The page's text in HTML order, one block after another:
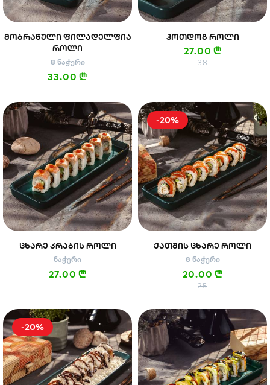
ᲛᲝᲑᲠᲐᲬᲣᲚᲘ ᲤᲘᲚᲐᲓᲔᲚᲤᲘᲐ
ᲠᲝᲚᲘ
8 ნაჭერი
33.00 n
ᲰᲝᲗᲓᲝᲒ ᲠᲝᲚᲘ
27.00 n
38
ᲪᲮᲐᲠᲔ ᲙᲠᲐᲑᲘᲡ ᲠᲝᲚᲘ
ნაჭერი
27.00 n
-20%
ᲥᲐᲗᲛᲘᲡ ᲪᲮᲐᲠᲔ ᲠᲝᲚᲘ
8 ნაჭერი
20.00 n
25
-20%